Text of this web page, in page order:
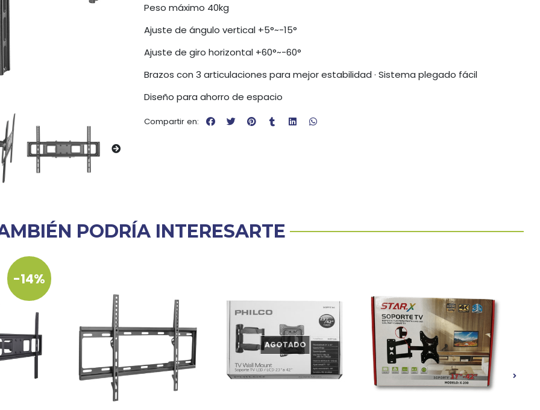
Peso máximo 40kg
Ajuste de ángulo vertical +5°~-15°
Ajuste de giro horizontal +60°~-60°
Brazos con 3 articulaciones para mejor estabilidad · Sistema plegado fácil
Diseño para ahorro de espacio
Compartir en:
PODRÍA INTERESARTE
-14%
AGOTADO